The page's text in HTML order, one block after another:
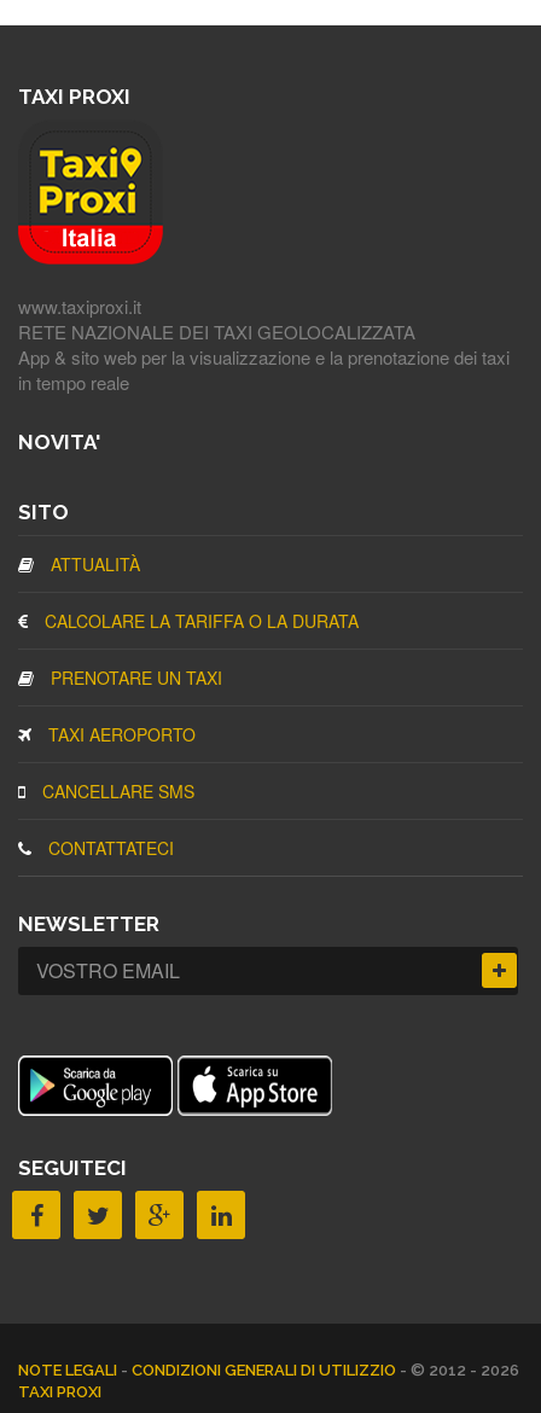
TAXI PROXI
www.taxiproxi.it
RETE NAZIONALE DEI TAXI GEOLOCALIZZATA
App & sito web per la visualizzazione e la prenotazione dei taxi
in tempo reale
NOVITA'
SITO
ATTUALITÀ
CALCOLARE LA TARIFFA O LA DURATA
PRENOTARE UN TAXI
TAXI AEROPORTO
CANCELLARE SMS
CONTATTATECI
NEWSLETTER
SEGUITECI
NOTE LEGALI - CONDIZIONI GENERALI DI UTILIZZIO - © 2012 - 2026
TAXI PROXI